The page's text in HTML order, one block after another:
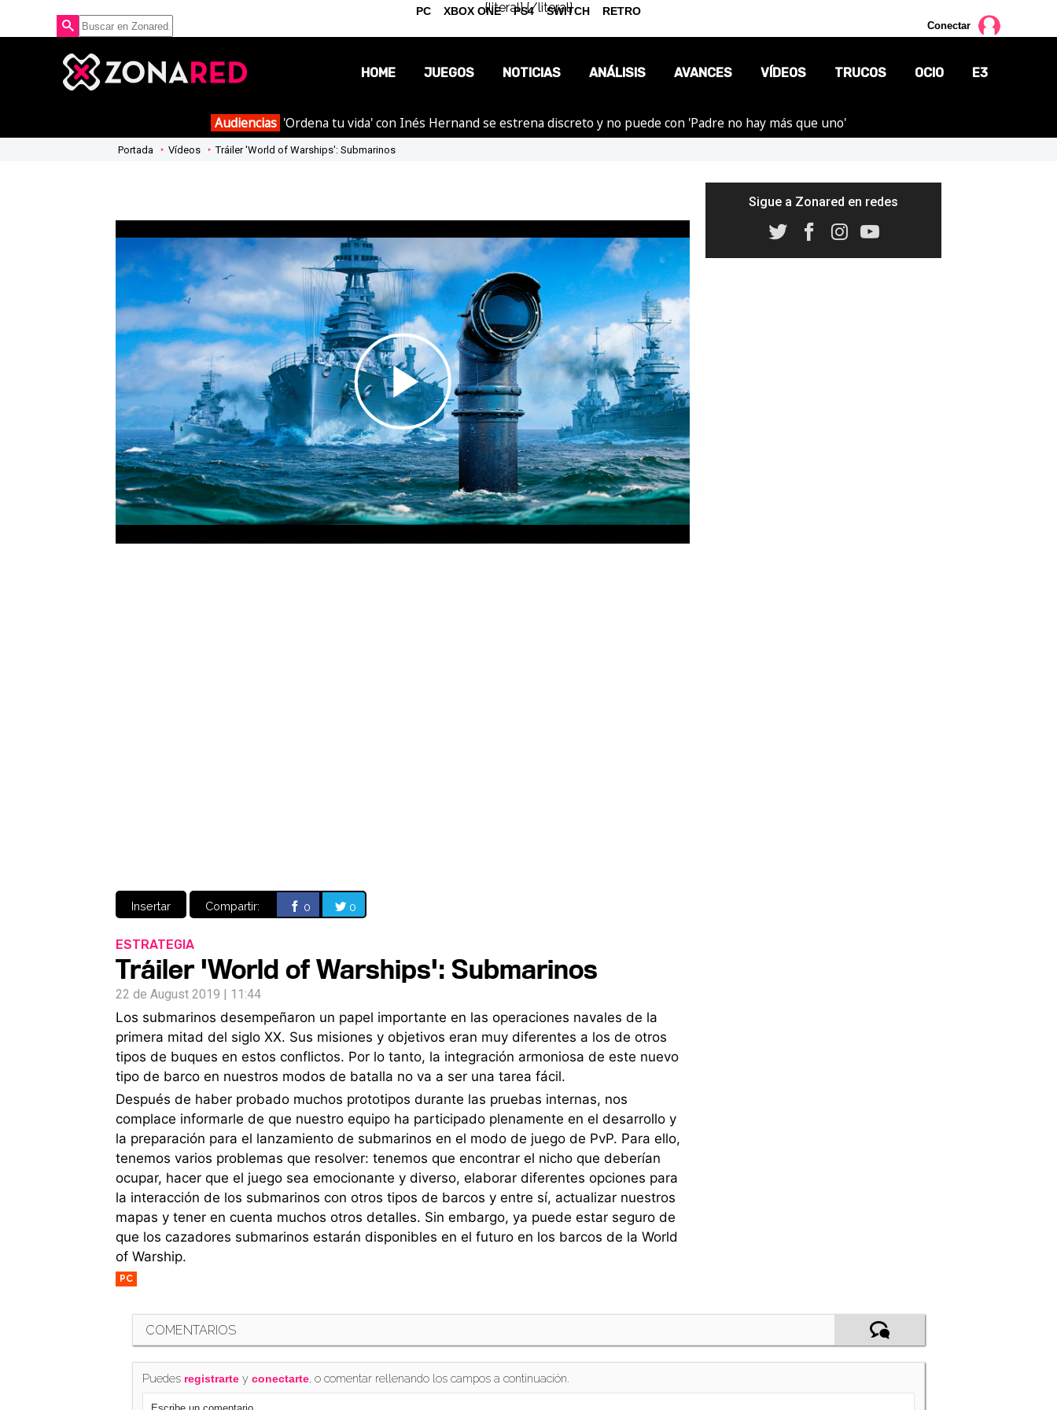
{literal}{/literal}
Conectar
HOME JUEGOS NOTICIAS
OPINIÓN
ANÁLISIS AVANCES VÍDEOS TRUCOS OCIO E3
Audiencias 'Ordena tu vida' con Inés Hernand se estrena discreto y no puede con 'Padre no hay más que uno'
Portada Vídeos Tráiler 'World of Warships': Submarinos
Play
Video
Insertar Compartir: 0 0
ESTRATEGIA
Tráiler 'World of Warships': Submarinos
22 de August 2019 | 11:44
Los submarinos desempeñaron un papel importante en las operaciones navales de la
primera mitad del siglo XX. Sus misiones y objetivos eran muy diferentes a los de otros
tipos de buques en estos conflictos. Por lo tanto, la integración armoniosa de este nuevo
tipo de barco en nuestros modos de batalla no va a ser una tarea fácil.
Después de haber probado muchos prototipos durante las pruebas internas, nos
complace informarle de que nuestro equipo ha participado plenamente en el desarrollo y
la preparación para el lanzamiento de submarinos en el modo de juego de PvP. Para ello,
tenemos varios problemas que resolver: tenemos que encontrar el nicho que deberían
ocupar, hacer que el juego sea emocionante y diverso, elaborar diferentes opciones para
la interacción de los submarinos con otros tipos de barcos y entre sí, actualizar nuestros
mapas y tener en cuenta muchos otros detalles. Sin embargo, ya puede estar seguro de
que los cazadores submarinos estarán disponibles en el futuro en los barcos de la World
of Warship.
PC
Sigue a Zonared en redes
COMENTARIOS
Puedes registrartey conectarte, o comentar rellenando los campos a continuación.
PC XBOX ONE PS4 SWITCH RETRO